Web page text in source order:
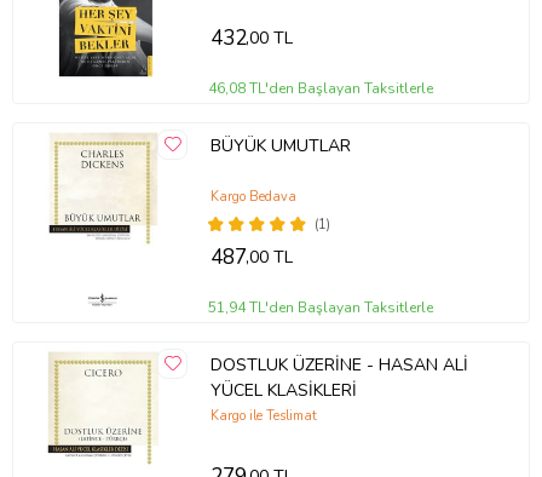
432,00 TL
46,08 TL'den Başlayan Taksitlerle
BÜYÜK UMUTLAR
(1)
Kargo Bedava
487,00 TL
51,94 TL'den Başlayan Taksitlerle
DOSTLUK ÜZERİNE - HASAN ALİ
YÜCEL KLASİKLERİ
Kargo ile Teslimat